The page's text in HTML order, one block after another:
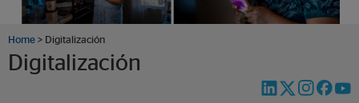
Home > Digitalización
Digitalización